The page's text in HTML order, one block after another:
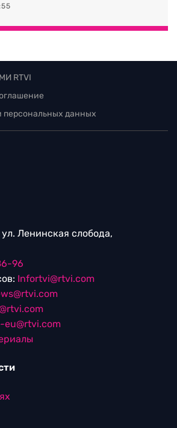
RTVI
персональных данных
Ленинская слобода,
96
Infortvi@rtvi.com
eu@rtvi.com